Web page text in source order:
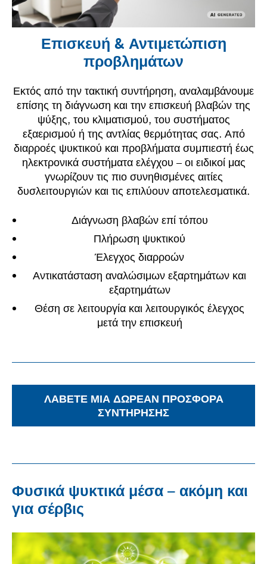
Επισκευή & Αντιμετώπιση
προβλημάτων
Εκτός από την τακτική συντήρηση, αναλαμβάνουμε
επίσης τη διάγνωση και την επισκευή βλαβών της
ψύξης, του κλιματισμού, του συστήματος
εξαερισμού ή της αντλίας θερμότητας σας. Από
διαρροές ψυκτικού και προβλήματα συμπιεστή έως
ηλεκτρονικά συστήματα ελέγχου – οι ειδικοί μας
γνωρίζουν τις πιο συνηθισμένες αιτίες
δυσλειτουργιών και τις επιλύουν αποτελεσματικά.
Διάγνωση βλαβών επί τόπου
Πλήρωση ψυκτικού
Έλεγχος διαρροών
Αντικατάσταση αναλώσιμων εξαρτημάτων και
εξαρτημάτων
Θέση σε λειτουργία και λειτουργικός έλεγχος
μετά την επισκευή
ΛΆΒΕΤΕ ΜΙΑ ΔΩΡΕΆΝ ΠΡΟΣΦΟΡΆ
ΣΥΝΤΉΡΗΣΗΣ
Φυσικά ψυκτικά μέσα – ακόμη και
για σέρβις